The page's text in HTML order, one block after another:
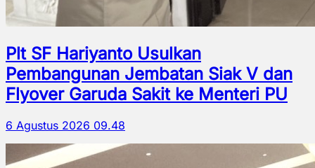
Plt SF Hariyanto Usulkan
Pembangunan Jembatan Siak V dan
Flyover Garuda Sakit ke Menteri PU
6 Agustus 2026 09.48